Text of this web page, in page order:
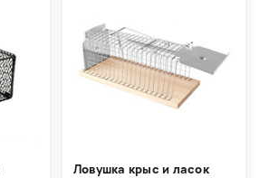
Ловушка крыс и ласок